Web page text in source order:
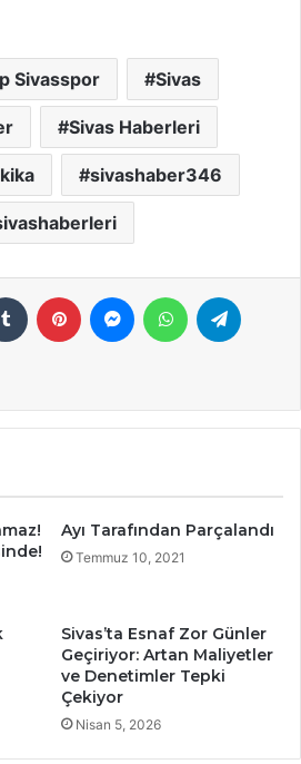
Sivasspor Sivas
Sivas Haberleri
sivashaber346
Tumblr Pinterest MessengerWhatsApp
Ayı Tarafından Parçalandı
Temmuz 10, 2021
Sivas’ta Esnaf Zor Günler
Geçiriyor: Artan Maliyetler
ve Denetimler Tepki
Çekiyor
Nisan 5, 2026